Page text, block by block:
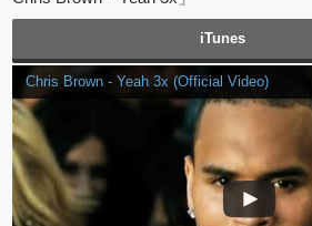
iTunes
Chris Brown - Yeah 3x (Official Video)